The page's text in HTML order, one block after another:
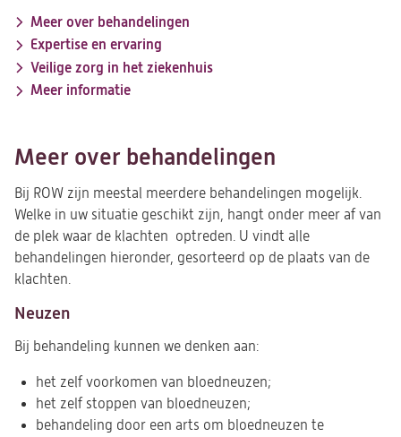
Meer over behandelingen
Expertise en ervaring
Veilige zorg in het ziekenhuis
Meer informatie
Meer over behandelingen
Bij ROW zijn meestal meerdere behandelingen mogelijk.
Welke in uw situatie geschikt zijn, hangt onder meer af van
de plek waar de klachten optreden. U vindt alle
behandelingen hieronder, gesorteerd op de plaats van de
klachten.
Neuzen
Bij behandeling kunnen we denken aan:
het zelf voorkomen van bloedneuzen;
het zelf stoppen van bloedneuzen;
behandeling door een arts om bloedneuzen te